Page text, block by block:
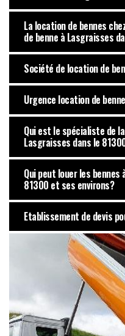
La location de bennes
de benne à Lasgraisses
Société de location de
Urgence location de benne
Qui est le spécialiste de
Lasgraisses dans le
Qui peut louer les bennes
81300 et ses environs?
Etablissement de devis